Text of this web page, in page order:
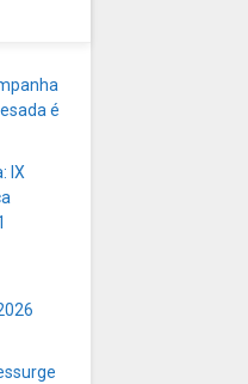
é
IX